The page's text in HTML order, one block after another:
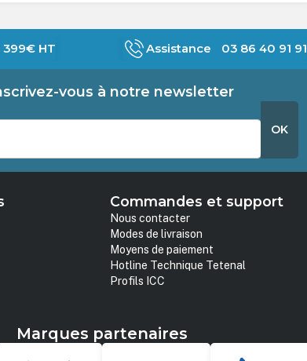
HT Assistance 03 86 40 91 91
vous à notre newsletter
OK
Commandes et support
Nous contacter
Modes de livraison
Moyens de paiement
Hotline Technique Tetenal
Profils ICC
Marques partenaires